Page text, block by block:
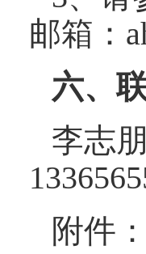
邮箱：
六、
李志
附件：